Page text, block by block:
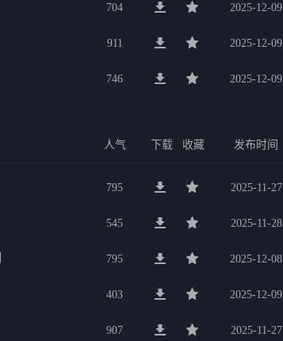
704 2025-12-09
911 2025-12-09
746 2025-12-09
人气 下载 收藏 发布时间
795 2025-11-27
545 2025-11-28
795 2025-12-08
403 2025-12-09
907 2025-11-27